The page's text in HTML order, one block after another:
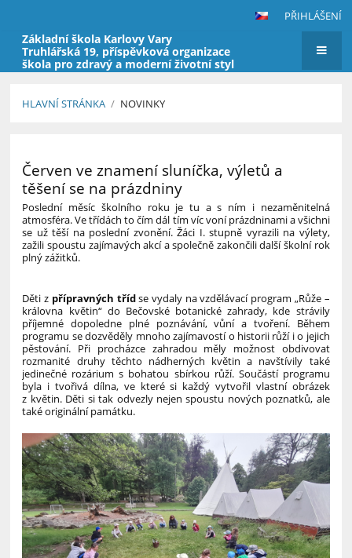
PŘIHLÁŠENÍ
Základní škola Karlovy Vary
Truhlářská 19, příspěvková organizace
škola pro zdravý a moderní životní styl
HLAVNÍ STRÁNKA / NOVINKY
Červen ve znamení sluníčka, výletů a
těšení se na prázdniny
Poslední měsíc školního roku je tu a s ním i nezaměnitelná
atmosféra. Ve třídách to čím dál tím víc voní prázdninami a všichni
se už těší na poslední zvonění. Žáci I. stupně vyrazili na výlety,
zažili spoustu zajímavých akcí a společně zakončili další školní rok
plný zážitků.
Děti z přípravných třídse vydaly na vzdělávací program „Růže –
královna květin“ do Bečovské botanické zahrady, kde strávily
příjemné dopoledne plné poznávání, vůní a tvoření. Během
programu se dozvěděly mnoho zajímavostí o historii růží i o jejich
pěstování. Při procházce zahradou měly možnost obdivovat
rozmanité druhy těchto nádherných květin a navštívily také
jedinečné rozárium s bohatou sbírkou růží. Součástí programu
byla i tvořivá dílna, ve které si každý vytvořil vlastní obrázek
z květin. Děti si tak odvezly nejen spoustu nových poznatků, ale
také originální památku.